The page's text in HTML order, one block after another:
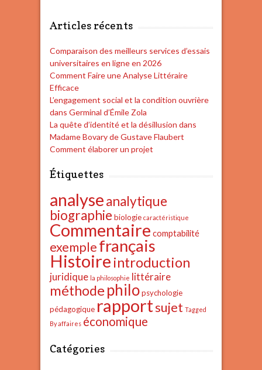
Articles récents
Comparaison des meilleurs services d’essais
universitaires en ligne en 2026
Comment Faire une Analyse Littéraire
Efficace
L’engagement social et la condition ouvrière
dans Germinal d’Émile Zola
La quête d’identité et la désillusion dans
Madame Bovary de Gustave Flaubert
Comment élaborer un projet
Étiquettes
analyseanalytique
biographie biologie caractéristique
Commentaire comptabilité
exemplefrançais
Histoire introduction
juridique la philosophie littéraire
méthode philo psychologie
pédagogique rapportsujet Tagged
By affaires économique
Catégories